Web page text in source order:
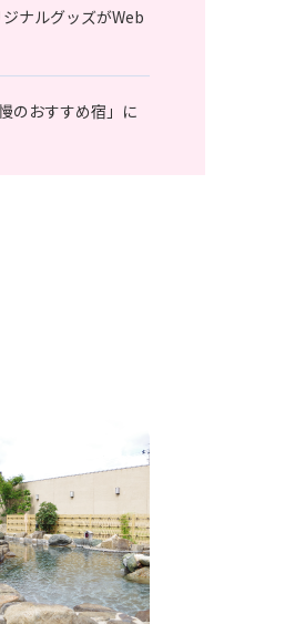
ナルグッズがWeb
のおすすめ宿」に